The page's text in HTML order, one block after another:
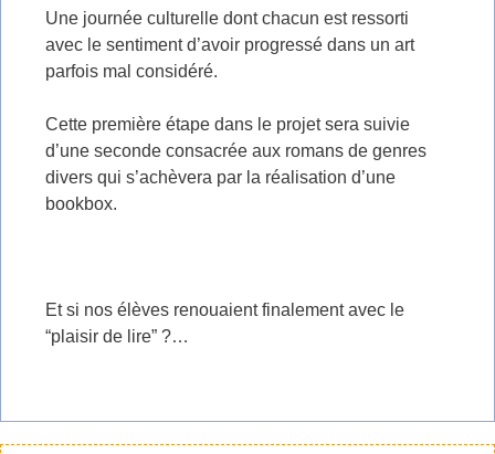
Une journée culturelle dont chacun est ressorti
avec le sentiment d’avoir progressé dans un art
parfois mal considéré.
Cette première étape dans le projet sera suivie
d’une seconde consacrée aux romans de genres
divers qui s’achèvera par la réalisation d’une
bookbox.
Et si nos élèves renouaient finalement avec le
“plaisir de lire” ?…